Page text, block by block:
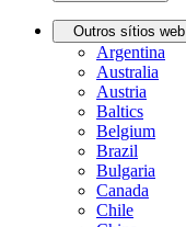
Outros sítios web
Argentina
Australia
Austria
Baltics
Belgium
Brazil
Bulgaria
Canada
Chile